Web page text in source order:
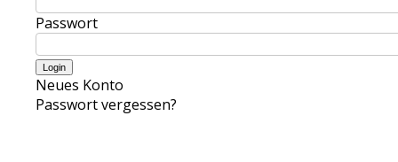
Passwort
Neues Konto
Passwort vergessen?